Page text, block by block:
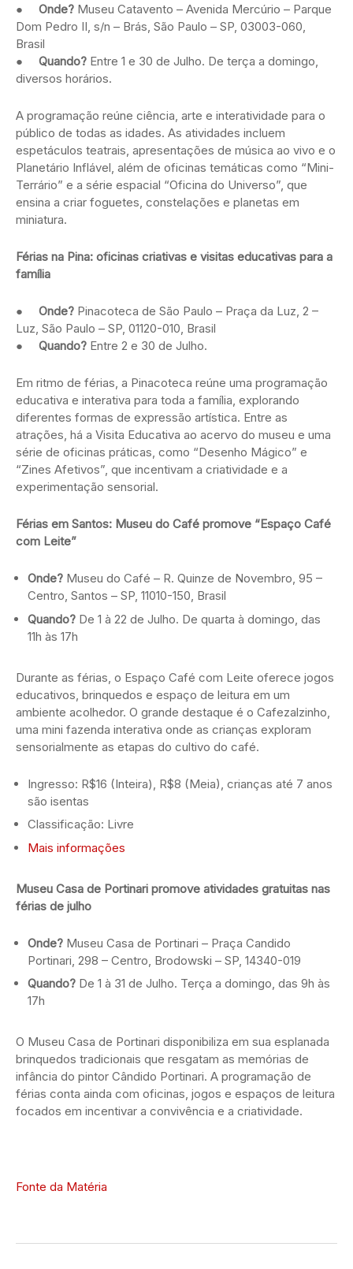
● Onde? Museu Catavento – Avenida Mercúrio – Parque
Dom Pedro II, s/n – Brás, São Paulo – SP, 03003-060,
Brasil
● Quando? Entre 1 e 30 de Julho. De terça a domingo,
diversos horários.
A programação reúne ciência, arte e interatividade para o
público de todas as idades. As atividades incluem
espetáculos teatrais, apresentações de música ao vivo e o
Planetário Inflável, além de oficinas temáticas como “Mini-
Terrário” e a série espacial “Oficina do Universo”, que
ensina a criar foguetes, constelações e planetas em
miniatura.
Férias na Pina: oficinas criativas e visitas educativas para a
família
● Onde? Pinacoteca de São Paulo – Praça da Luz, 2 –
Luz, São Paulo – SP, 01120-010, Brasil
● Quando? Entre 2 e 30 de Julho.
Em ritmo de férias, a Pinacoteca reúne uma programação
educativa e interativa para toda a família, explorando
diferentes formas de expressão artística. Entre as
atrações, há a Visita Educativa ao acervo do museu e uma
série de oficinas práticas, como “Desenho Mágico” e
“Zines Afetivos”, que incentivam a criatividade e a
experimentação sensorial.
Férias em Santos: Museu do Café promove “Espaço Café
com Leite”
Onde? Museu do Café – R. Quinze de Novembro, 95 –
Centro, Santos – SP, 11010-150, Brasil
Quando? De 1 à 22 de Julho. De quarta à domingo, das
11h às 17h
Durante as férias, o Espaço Café com Leite oferece jogos
educativos, brinquedos e espaço de leitura em um
ambiente acolhedor. O grande destaque é o Cafezalzinho,
uma mini fazenda interativa onde as crianças exploram
sensorialmente as etapas do cultivo do café.
Ingresso: R$16 (Inteira), R$8 (Meia), crianças até 7 anos
são isentas
Classificação: Livre
Mais informações
Museu Casa de Portinari promove atividades gratuitas nas
férias de julho
Onde? Museu Casa de Portinari – Praça Candido
Portinari, 298 – Centro, Brodowski – SP, 14340-019
Quando? De 1 à 31 de Julho. Terça a domingo, das 9h às
17h
O Museu Casa de Portinari disponibiliza em sua esplanada
brinquedos tradicionais que resgatam as memórias de
infância do pintor Cândido Portinari. A programação de
férias conta ainda com oficinas, jogos e espaços de leitura
focados em incentivar a convivência e a criatividade.
Fonte da Matéria